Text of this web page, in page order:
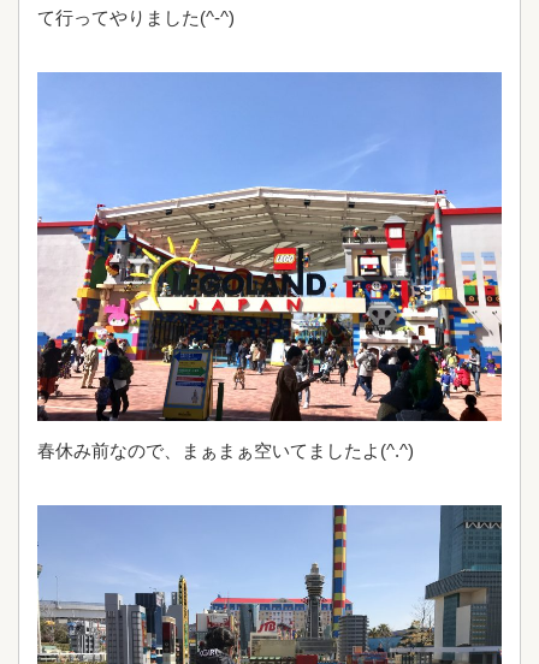
て行ってやりました(^-^)
春休み前なので、まぁまぁ空いてましたよ(^.^)